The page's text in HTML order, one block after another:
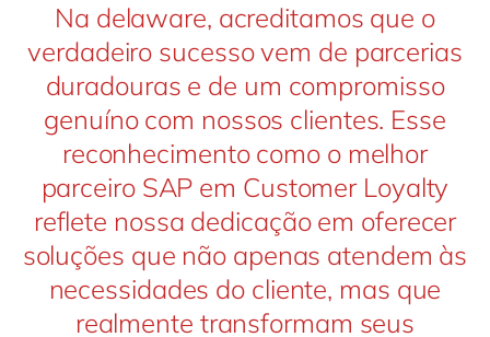
Na delaware, acreditamos que o
verdadeiro sucesso vem de parcerias
duradouras e de um compromisso
genuíno com nossos clientes. Esse
reconhecimento como o melhor
parceiro SAP em Customer Loyalty
reflete nossa dedicação em oferecer
soluções que não apenas atendem às
necessidades do cliente, mas que
realmente transformam seus